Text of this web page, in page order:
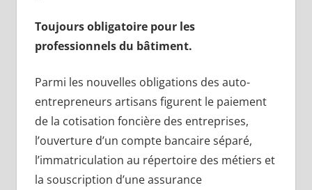
Toujours obligatoire pour les
professionnels du bâtiment.
Parmi les nouvelles obligations des auto-
entrepreneurs artisans figurent le paiement
de la cotisation foncière des entreprises,
l’ouverture d’un compte bancaire séparé,
l’immatriculation au répertoire des métiers et
la souscription d’une assurance